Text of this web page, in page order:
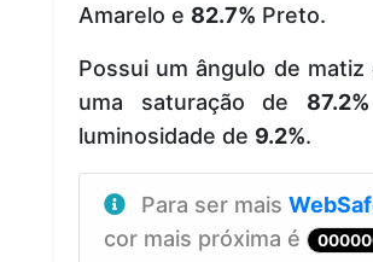
Amarelo e 82.7% Preto.
Possui um ângulo de matiz
uma saturação de 87.2%
luminosidade de 9.2%.
Para ser mais
cor mais próxima é